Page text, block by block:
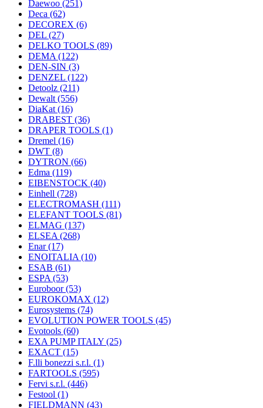
Daewoo (251)
Deca (62)
DECOREX (6)
DEL (27)
DELKO TOOLS (89)
DEMA (122)
DEN-SIN (3)
DENZEL (122)
Detoolz (211)
Dewalt (556)
DiaKat (16)
DRABEST (36)
DRAPER TOOLS (1)
Dremel (16)
DWT (8)
DYTRON (66)
Edma (119)
EIBENSTOCK (40)
Einhell (728)
ELECTROMASH (111)
ELEFANT TOOLS (81)
ELMAG (137)
ELSEA (268)
Enar(17)
ENOITALIA (10)
ESAB (61)
ESPA (53)
Euroboor(53)
EUROKOMAX (12)
Eurosystems (74)
EVOLUTION POWER TOOLS (45)
Evotools (60)
EXA PUMP ITALY (25)
EXACT (15)
F.lli bonezzi s.r.l. (1)
FARTOOLS (595)
Fervi s.r.l. (446)
Festool (1)
FIELDMANN (43)